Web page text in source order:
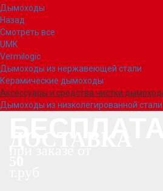
Дымоходы
Назад
Смотреть все
UMK
Vermilogic
Дымоходы из нержавеющей стали
Керамические дымоходы
Аксессуары и средства чистки
Дымоходы из низколегированной стали